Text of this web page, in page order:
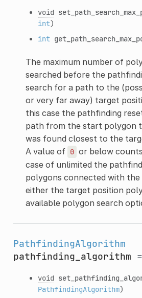
void
int)
int
The maximum number of
searched before the
search for a path to the
or very far away) target
this case the pathfinding
path from the start polygon
was found closest to the
A value of 0 or below
case of unlimited the
polygons connected with
either the target position
available polygon search
PathfindingAlgorithm
pathfinding_algorithm =
void
PathfindingAlgorithm)